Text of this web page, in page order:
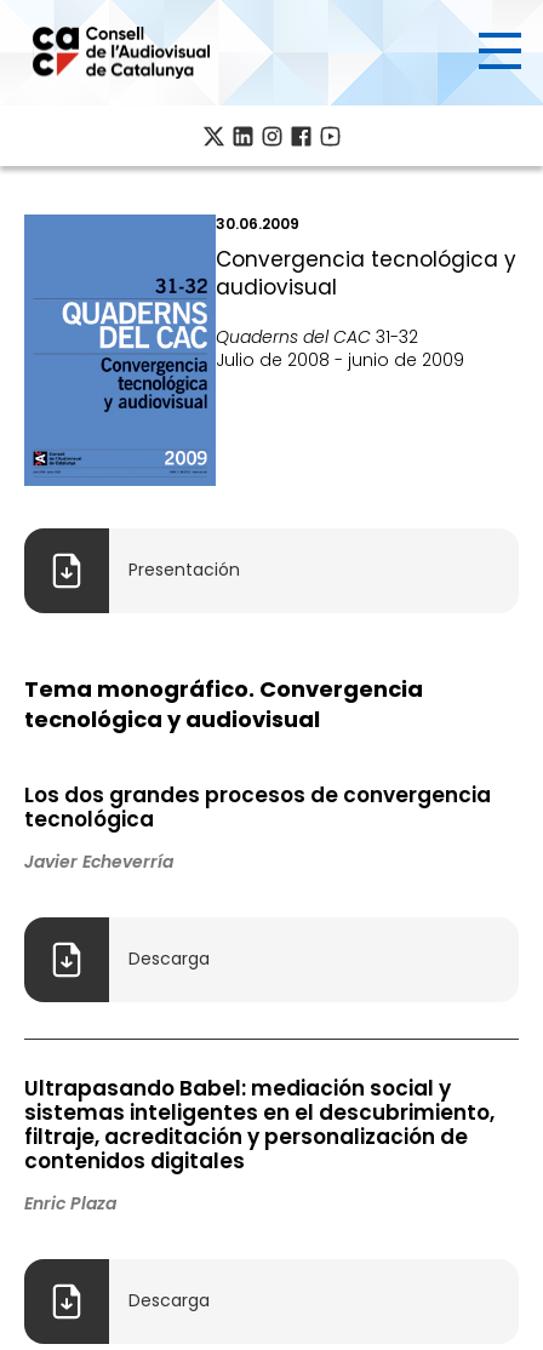
contenido
principal
30.06.2009
Convergencia tecnológica y
audiovisual
Quaderns del CAC31-32
Julio de 2008 - junio de 2009
Presentación
Tema monográfico. Convergencia
tecnológica y audiovisual
Los dos grandes procesos de convergencia
tecnológica
Javier Echeverría
Descarga
Ultrapasando Babel: mediación social y
sistemas inteligentes en el descubrimiento,
filtraje, acreditación y personalización de
contenidos digitales
Enric Plaza
Descarga